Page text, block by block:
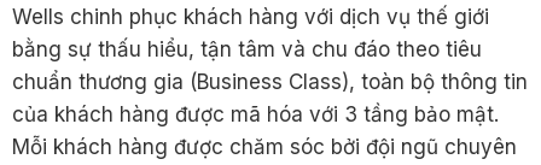
Wells chinh phục khách hàng với dịch vụ thế giới
bằng sự thấu hiểu, tận tâm và chu đáo theo tiêu
chuẩn thương gia (Business Class), toàn bộ thông tin
của khách hàng được mã hóa với 3 tầng bảo mật.
Mỗi khách hàng được chăm sóc bởi đội ngũ chuyên